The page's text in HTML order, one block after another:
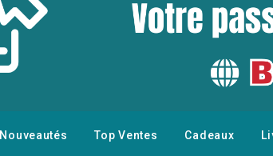
Nouveautés Top Ventes Cadeaux